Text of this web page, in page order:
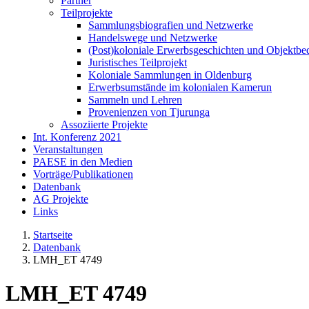
Teilprojekte
Sammlungsbiografien und Netzwerke
Handelswege und Netzwerke
(Post)koloniale Erwerbsgeschichten und
Juristisches Teilprojekt
Koloniale Sammlungen in Oldenburg
Erwerbsumstände im kolonialen Kamerun
Sammeln und Lehren
Provenienzen von Tjurunga
Assoziierte Projekte
Int. Konferenz 2021
Veranstaltungen
PAESE in den Medien
Vorträge/Publikationen
Datenbank
AG Projekte
Links
Startseite
Datenbank
LMH_ET 4749
LMH_ET 4749